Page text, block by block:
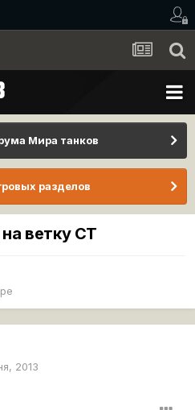
Мира танков
разделов
ветку СТ
2013